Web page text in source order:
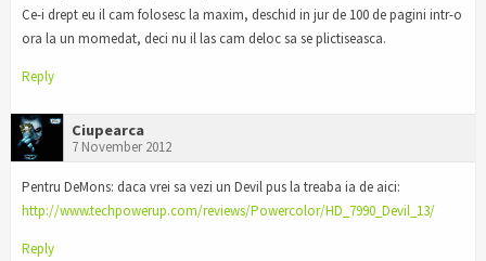
Ce-i drept eu il cam folosesc la maxim, deschid in jur de 100 de pagini intr-o
ora la un momedat, deci nu il las cam deloc sa se plictiseasca.
Reply
Ciupearca
7 November 2012
Pentru DeMons: daca vrei sa vezi un Devil pus la treaba ia de aici:
http://www.techpowerup.com/reviews/Powercolor/HD_7990_Devil_13/
Reply